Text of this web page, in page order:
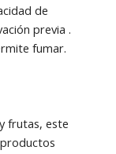
de
previa .
fumar.
frutas, este